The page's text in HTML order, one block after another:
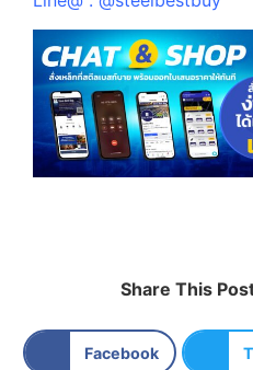
Share This
Facebook